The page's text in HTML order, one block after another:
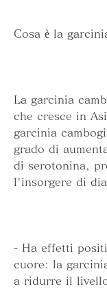
Cosa è la
La garcinia
che cresce in
garcinia
grado di
di serotonina,
l'insorgere di
- Ha effetti
cuore: la
a ridurre il